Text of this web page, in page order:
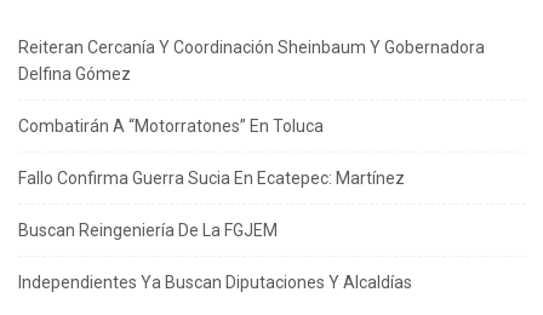
Reiteran Cercanía Y Coordinación Sheinbaum Y Gobernadora
Delfina Gómez
Combatirán A “Motorratones” En Toluca
Fallo Confirma Guerra Sucia En Ecatepec: Martínez
Buscan Reingeniería De La FGJEM
Independientes Ya Buscan Diputaciones Y Alcaldías